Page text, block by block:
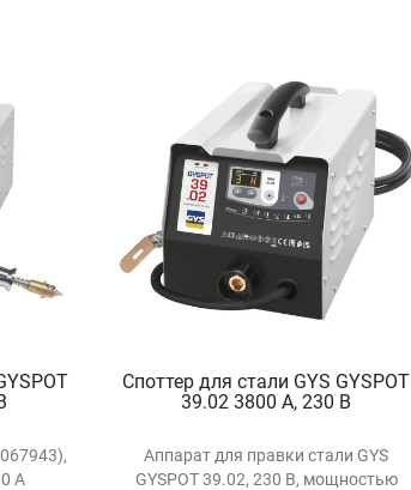
A
Споттер для стали GYS GYSPOT
39.02 3800 А, 230 В
Аппарат для правки стали GYS
GYSPOT 39.02, 230 В, мощностью